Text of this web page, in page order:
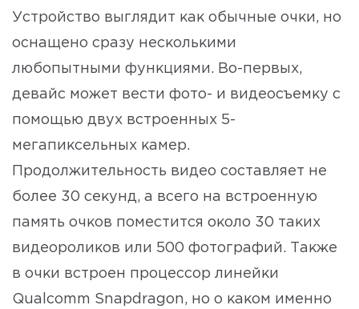
Устройство выглядит как обычные очки, но
оснащено сразу несколькими
любопытными функциями. Во-первых,
девайс может вести фото- и видеосъемку с
помощью двух встроенных 5-
мегапиксельных камер.
Продолжительность видео составляет не
более 30 секунд, а всего на встроенную
память очков поместится около 30 таких
видеороликов или 500 фотографий. Также
в очки встроен процессор линейки
Qualcomm Snapdragon, но о каком именно